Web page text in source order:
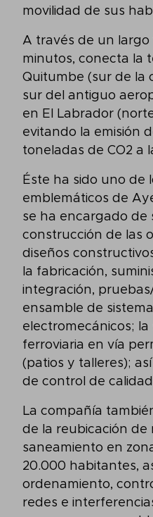
movilidad de sus
A través de un
minutos, conecta la
Quitumbe (sur de la
sur del antiguo
en El Labrador
evitando la emisión
toneladas de CO2 a
Éste ha sido uno de
emblemáticos de
se ha encargado de
construcción de las
diseños
la fabricación,
integración,
ensamble de
electromecánicos;
ferroviaria en vía
(patios y talleres);
de control de
La compañía
de la reubicación de
saneamiento en
20.000 habitantes,
ordenamiento,
redes e